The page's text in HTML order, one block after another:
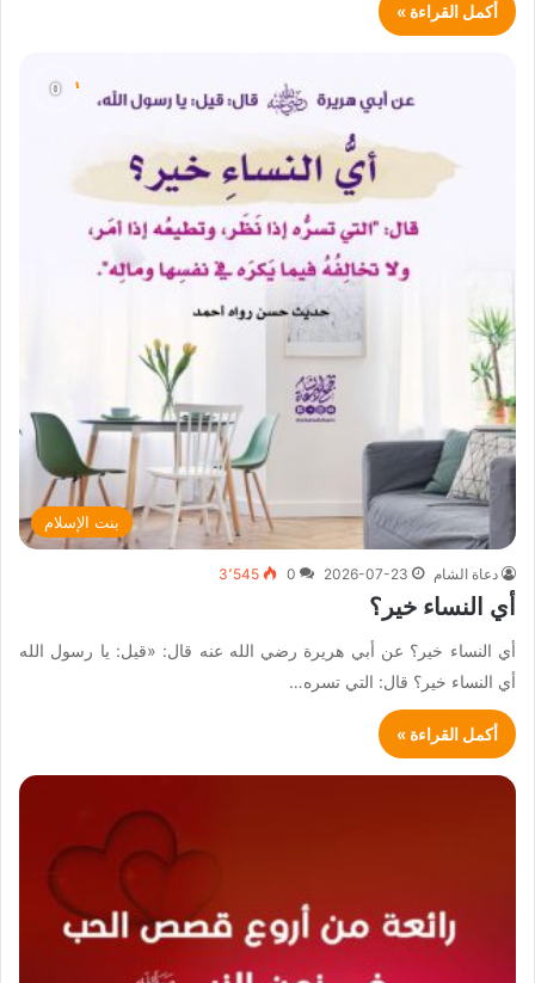
أكمل القراءة »
بنت الإسلام
دعاة الشام 2026-07-23
0 3٬545
أي النساء خير؟
أي النساء خير؟ عن أبي هريرة رضي الله عنه قال: «قيل: يا رسول الله
أي النساء خير؟ قال: التي تسره…
أكمل القراءة »